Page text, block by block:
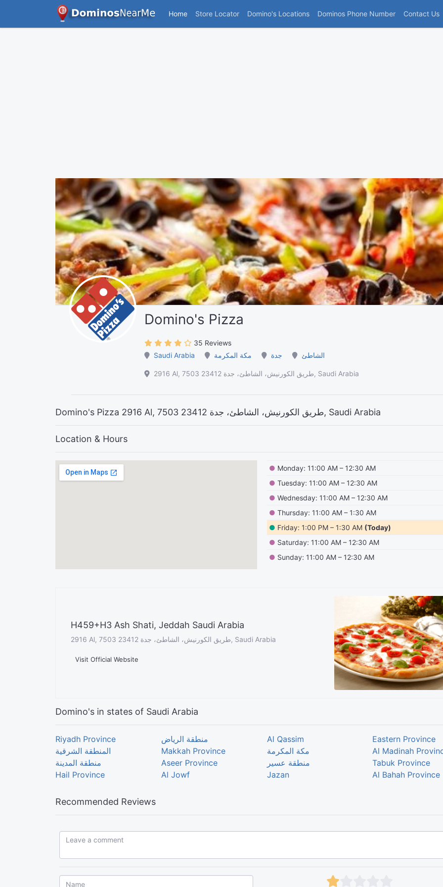
Home Store Locator Domino's Locations(current)
Dominos Phone Number Contact Us
Domino's Pizza
35 Reviews
Saudi Arabia
مكة المكرمة جدة الشاطئ
2916 Al, 7503 طريق الكورنيش، الشاطئ، جدة 23412, Saudi Arabia
Domino's Pizza 2916 Al, 7503 طريق الكورنيش، الشاطئ، جدة 23412, Saudi Arabia
Location & Hours
● Monday: 11:00 AM – 12:30 AM
● Tuesday: 11:00 AM – 12:30 AM
● Wednesday: 11:00 AM – 12:30 AM
● Thursday: 11:00 AM – 1:30 AM
● Friday: 1:00 PM – 1:30 AM (Today)
● Saturday: 11:00 AM – 12:30 AM
● Sunday: 11:00 AM – 12:30 AM
H459+H3 Ash Shati, Jeddah Saudi Arabia
2916 Al, 7503 طريق الكورنيش، الشاطئ، جدة 23412, Saudi Arabia
Visit Official Website
Domino's in states of Saudi Arabia
Riyadh Province منطقة الرياض Al Qassim
Eastern Province
المنطقة الشرقية
Makkah Province مكة المكرمة
Al Madinah
منطقة المدينة
Aseer Province منطقة عسير
Tabuk Province
Hail Province
Al Jowf Jazan Al Bahah Province
Recommended Reviews
Leave a comment...